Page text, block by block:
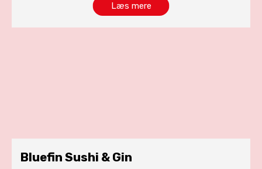
Læs mere
Bluefin Sushi & Gin